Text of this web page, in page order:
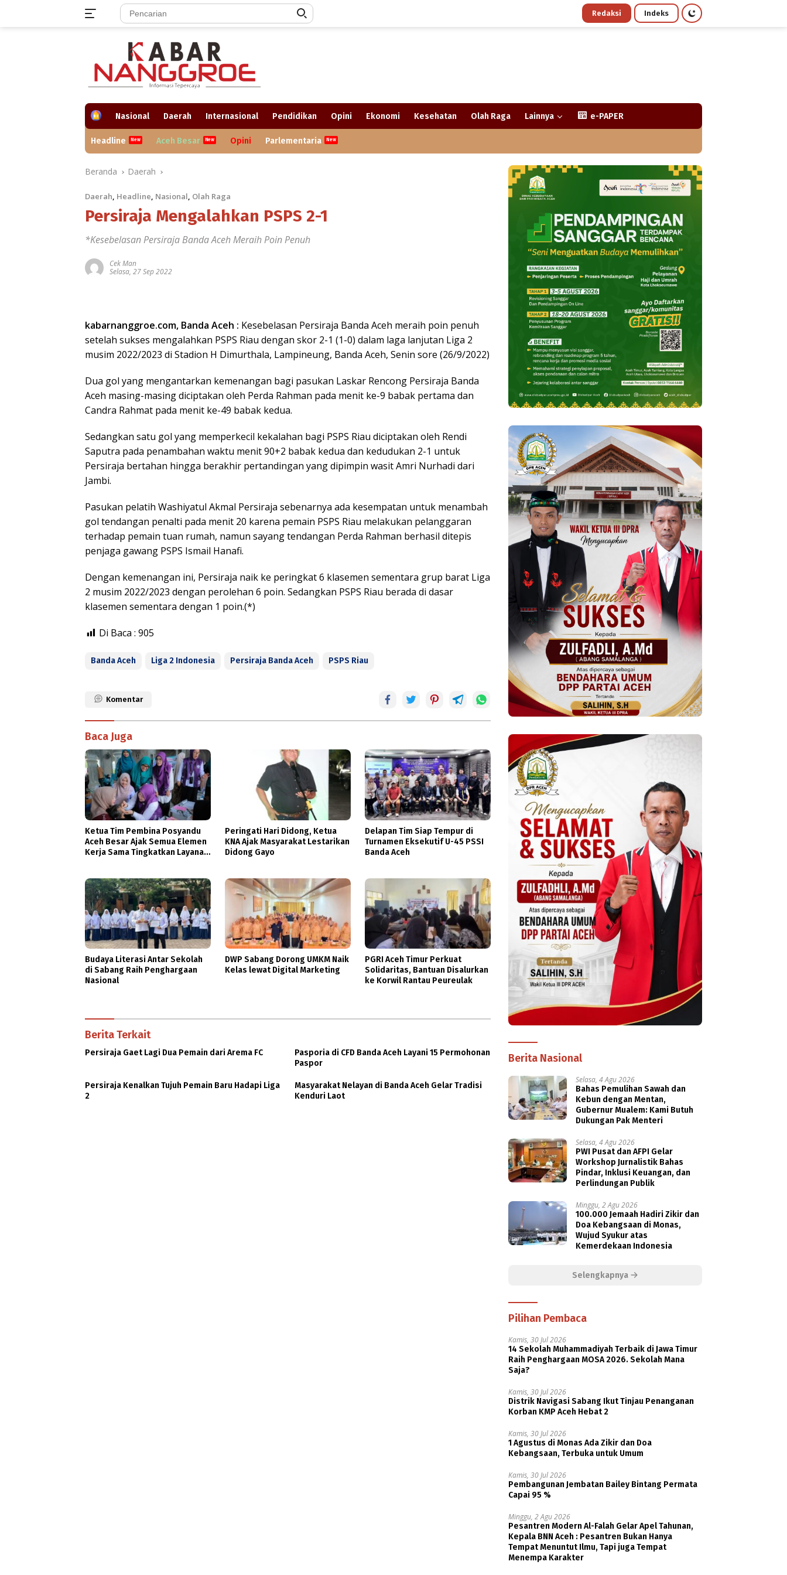
Redaksi Indeks
H
e
Nasional Daerah Internasional Pendidikan Opini Ekonomi Kesehatan Olah Raga Lainnya e-PAPER
Headline Aceh Besar Opini Parlementaria
Beranda Daerah
Daerah, Headline, Nasional, Olah Raga
Persiraja Mengalahkan PSPS 2-1
*Kesebelasan Persiraja Banda Aceh Meraih Poin Penuh
Cek Man
Selasa, 27 Sep 2022
kabarnanggroe.com, Banda Aceh : Kesebelasan Persiraja Banda Aceh meraih poin penuh
setelah sukses mengalahkan PSPS Riau dengan skor 2-1 (1-0) dalam laga lanjutan Liga 2
musim 2022/2023 di Stadion H Dimurthala, Lampineung, Banda Aceh, Senin sore (26/9/2022)
Dua gol yang mengantarkan kemenangan bagi pasukan Laskar Rencong Persiraja Banda
Aceh masing-masing diciptakan oleh Perda Rahman pada menit ke-9 babak pertama dan
Candra Rahmat pada menit ke-49 babak kedua.
Sedangkan satu gol yang memperkecil kekalahan bagi PSPS Riau diciptakan oleh Rendi
Saputra pada penambahan waktu menit 90+2 babak kedua dan kedudukan 2-1 untuk
Persiraja bertahan hingga berakhir pertandingan yang dipimpin wasit Amri Nurhadi dari
Jambi.
Pasukan pelatih Washiyatul Akmal Persiraja sebenarnya ada kesempatan untuk menambah
gol tendangan penalti pada menit 20 karena pemain PSPS Riau melakukan pelanggaran
terhadap pemain tuan rumah, namun sayang tendangan Perda Rahman berhasil ditepis
penjaga gawang PSPS Ismail Hanafi.
Dengan kemenangan ini, Persiraja naik ke peringkat 6 klasemen sementara grup barat Liga
2 musim 2022/2023 dengan perolehan 6 poin. Sedangkan PSPS Riau berada di dasar
klasemen sementara dengan 1 poin.(*)
Di Baca : 905
Banda Aceh Liga 2 Indonesia Persiraja Banda Aceh PSPS Riau
Komentar
Baca Juga
Ketua Tim Pembina Posyandu
Aceh Besar Ajak Semua Elemen
Kerja Sama Tingkatkan Layanan
Peringati Hari Didong, Ketua
KNA Ajak Masyarakat Lestarikan
Didong Gayo
Delapan Tim Siap Tempur di
Turnamen Eksekutif U-45 PSSI
Banda Aceh
Budaya Literasi Antar Sekolah
di Sabang Raih Penghargaan
Nasional
DWP Sabang Dorong UMKM Naik
Kelas lewat Digital Marketing
PGRI Aceh Timur Perkuat
Solidaritas, Bantuan Disalurkan
ke Korwil Rantau Peureulak
Berita Terkait
Persiraja Gaet Lagi Dua Pemain dari Arema FC
Pasporia di CFD Banda Aceh Layani 15 Permohonan
Paspor
Persiraja Kenalkan Tujuh Pemain Baru Hadapi Liga
2
Masyarakat Nelayan di Banda Aceh Gelar Tradisi
Kenduri Laot
Berita Nasional
Selasa, 4 Agu 2026
Bahas Pemulihan Sawah dan
Kebun dengan Mentan,
Gubernur Mualem: Kami Butuh
Dukungan Pak Menteri
Selasa, 4 Agu 2026
PWI Pusat dan AFPI Gelar
Workshop Jurnalistik Bahas
Pindar, Inklusi Keuangan, dan
Perlindungan Publik
Minggu, 2 Agu 2026
100.000 Jemaah Hadiri Zikir dan
Doa Kebangsaan di Monas,
Wujud Syukur atas
Kemerdekaan Indonesia
Selengkapnya
Pilihan Pembaca
Kamis, 30 Jul 2026
14 Sekolah Muhammadiyah Terbaik di Jawa Timur
Raih Penghargaan MOSA 2026. Sekolah Mana
Saja?
Kamis, 30 Jul 2026
Distrik Navigasi Sabang Ikut Tinjau Penanganan
Korban KMP Aceh Hebat 2
Kamis, 30 Jul 2026
1 Agustus di Monas Ada Zikir dan Doa
Kebangsaan, Terbuka untuk Umum
Kamis, 30 Jul 2026
Pembangunan Jembatan Bailey Bintang Permata
Capai 95 %
Minggu, 2 Agu 2026
Pesantren Modern Al-Falah Gelar Apel Tahunan,
Kepala BNN Aceh : Pesantren Bukan Hanya
Tempat Menuntut Ilmu, Tapi juga Tempat
Menempa Karakter